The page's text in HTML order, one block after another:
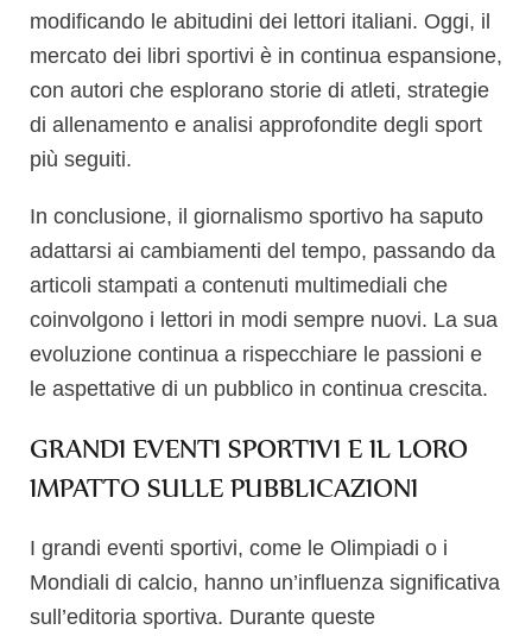
modificando le abitudini dei lettori italiani. Oggi, il
mercato dei libri sportivi è in continua espansione,
con autori che esplorano storie di atleti, strategie
di allenamento e analisi approfondite degli sport
più seguiti.
In conclusione, il giornalismo sportivo ha saputo
adattarsi ai cambiamenti del tempo, passando da
articoli stampati a contenuti multimediali che
coinvolgono i lettori in modi sempre nuovi. La sua
evoluzione continua a rispecchiare le passioni e
le aspettative di un pubblico in continua crescita.
GRANDI EVENTI SPORTIVI E IL LORO
IMPATTO SULLE PUBBLICAZIONI
I grandi eventi sportivi, come le Olimpiadi o i
Mondiali di calcio, hanno un’influenza significativa
sull’editoria sportiva. Durante queste